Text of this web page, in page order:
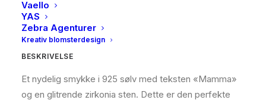
Vaello
YAS
Zebra Agenturer
Kreativ blomsterdesign
BESKRIVELSE
Et nydelig smykke i 925 sølv med teksten «Mamma»
og en glitrende zirkonia sten. Dette er den perfekte